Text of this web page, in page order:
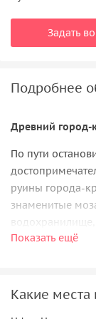
Задать
Подробнее
Древний город-
По пути
руины города-
знаменитые
воды.
Показать ещё
Какие места